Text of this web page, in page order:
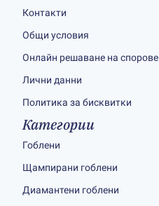
Контакти
Общи условия
Онлайн решаване на спорове
Лични данни
Политика за бисквитки
Категории
Гоблени
Щампирани гоблени
Диамантени гоблени